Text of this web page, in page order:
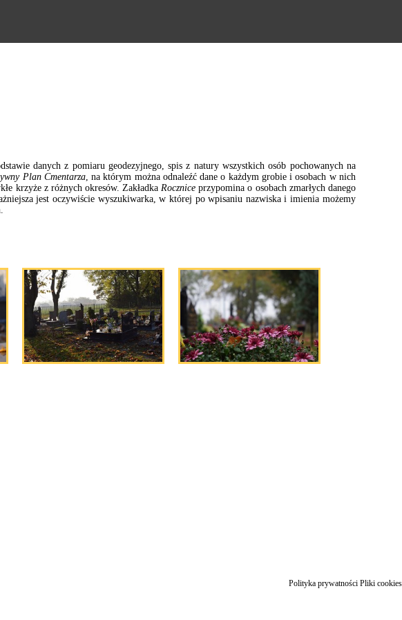
danych z pomiaru geodezyjnego, spis z natury wszystkich osób pochowanych na
Plan Cmentarza, na którym można odnaleźć dane o każdym grobie i osobach w nich
krzyże z różnych okresów. ZakładkaRocznice przypomina o osobach zmarłych danego
jest oczywiście wyszukiwarka, w której po wpisaniu nazwiska i imienia możemy
Polityka prywatności Pliki cookies